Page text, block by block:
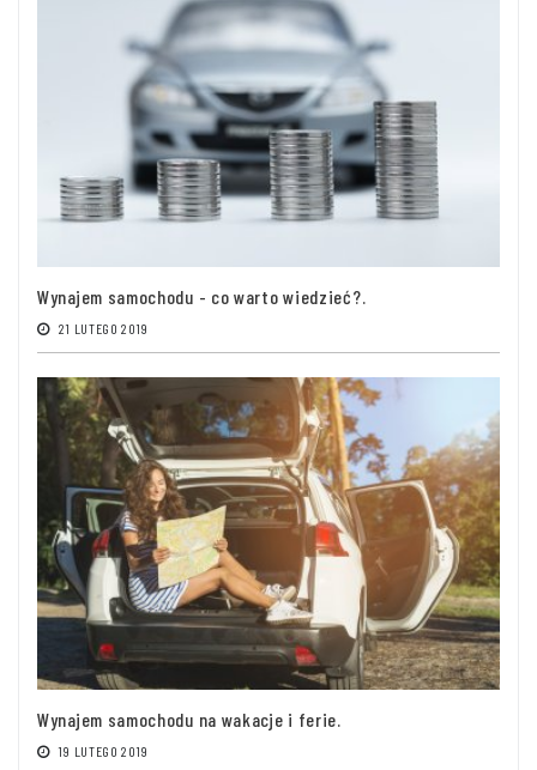
Wynajem samochodu - co warto wiedzieć?.
21 LUTEGO 2019
Wynajem samochodu na wakacje i ferie.
19 LUTEGO 2019